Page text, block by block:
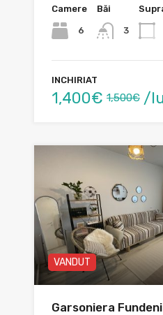
Camere
6
Băi
3
INCHIRIAT
1,400€ 1,500€ /
VANDUT
Garsoniera